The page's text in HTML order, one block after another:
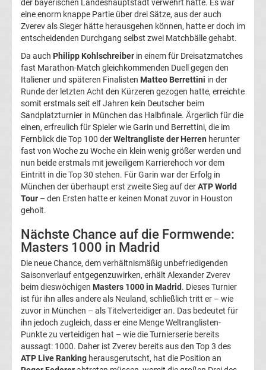
TV
Top-
Aktuell
Bundesliga
Tabelle
Bundesliga
Ergebnisse
2.
Liga
Ergebnisse
3.
Liga
Ergebnisse
der bayerischen Landeshauptstadt verwehrt hatte. Es war
eine enorm knappe Partie über drei Sätze, aus der auch
Zverev als Sieger hätte herausgehen können, hatte er doch im
entscheidenden Durchgang selbst zwei Matchbälle gehabt.
Da auch Philipp Kohlschreiber in einem für Dreisatzmatches
fast Marathon-Match gleichkommenden Duell gegen den
Italiener und späteren Finalisten Matteo Berrettini in der
Runde der letzten Acht den Kürzeren gezogen hatte, erreichte
somit erstmals seit elf Jahren kein Deutscher beim
Sandplatzturnier in München das Halbfinale. Ärgerlich für die
einen, erfreulich für Spieler wie Garin und Berrettini, die im
Fernblick die Top 100 derWeltrangliste der Herren herunter
fast von Woche zu Woche ein klein wenig größer werden und
nun beide erstmals mit jeweiligem Karrierehoch vor dem
Eintritt in die Top 30 stehen. Für Garin war der Erfolg in
München der überhaupt erst zweite Sieg auf derATP World
Tour – den Ersten hatte er keinen Monat zuvor in Houston
geholt.
Nächste Chance auf die Formwende:
Masters 1000 in Madrid
Die neue Chance, dem verhältnismäßig unbefriedigenden
Saisonverlauf entgegenzuwirken, erhält Alexander Zverev
beim dieswöchigen Masters 1000 in Madrid. Dieses Turnier
ist für ihn alles andere als Neuland, schließlich tritt er – wie
zuvor in München – als Titelverteidiger an. Das bedeutet für
ihn jedoch zugleich, dass er eine Menge Weltranglisten-
Punkte zu verteidigen hat – wie die Turnierserie bereits
aussagt: 1000. Daher ist Zverev bereits aus den Top 3 des
ATP Live Ranking herausgerutscht, hat die Position an